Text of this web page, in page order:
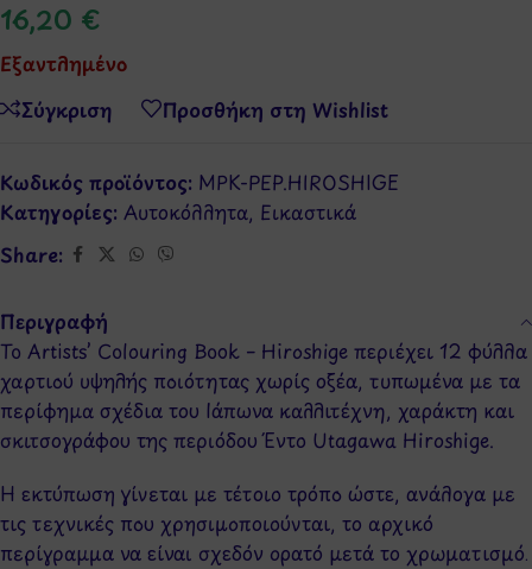
16,20 €
Εξαντλημένο
Σύγκριση
Προσθήκη στη Wishlist
Κωδικός προϊόντος: MPK-PEP.HIROSHIGE
Κατηγορίες: Αυτοκόλλητα, Εικαστικά
Share:
Περιγραφή
To Artists’ Colouring Book – Hiroshige περιέχει 12 φύλλα
χαρτιού υψηλής ποιότητας χωρίς οξέα, τυπωμένα με τα
περίφημα σχέδια του Ιάπωνα καλλιτέχνη, χαράκτη και
σκιτσογράφου της περιόδου Έντο Utagawa Hiroshige.
Η εκτύπωση γίνεται με τέτοιο τρόπο ώστε, ανάλογα με
τις τεχνικές που χρησιμοποιούνται, το αρχικό
περίγραμμα να είναι σχεδόν ορατό μετά το χρωματισμό.